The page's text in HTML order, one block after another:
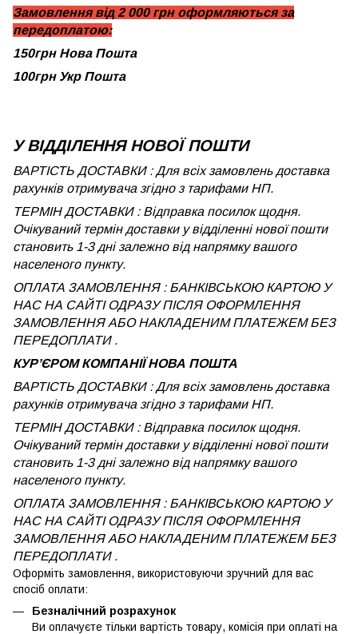
Замовлення від 2 000 грн оформляються за
передоплатою:
150грн Нова Пошта
100грн Укр Пошта
У ВІДДІЛЕННЯ НОВОЇ ПОШТИ
ВАРТІСТЬ ДОСТАВКИ : Для всіх замовлень доставка
рахунків отримувача згідно з тарифами НП.
ТЕРМІН ДОСТАВКИ : Відправка посилок щодня.
Очікуваний термін доставки у відділенні нової пошти
становить 1-3 дні залежно від напрямку вашого
населеного пункту.
ОПЛАТА ЗАМОВЛЕННЯ : БАНКІВСЬКОЮ КАРТОЮ У
НАС НА САЙТІ ОДРАЗУ ПІСЛЯ ОФОРМЛЕННЯ
ЗАМОВЛЕННЯ АБО НАКЛАДЕНИМ ПЛАТЕЖЕМ БЕЗ
ПЕРЕДОПЛАТИ .
КУРʼЄРОМ КОМПАНІЇ НОВА ПОШТА
ВАРТІСТЬ ДОСТАВКИ : Для всіх замовлень доставка
рахунків отримувача згідно з тарифами НП.
ТЕРМІН ДОСТАВКИ : Відправка посилок щодня.
Очікуваний термін доставки у відділенні нової пошти
становить 1-3 дні залежно від напрямку вашого
населеного пункту.
ОПЛАТА ЗАМОВЛЕННЯ : БАНКІВСЬКОЮ КАРТОЮ У
НАС НА САЙТІ ОДРАЗУ ПІСЛЯ ОФОРМЛЕННЯ
ЗАМОВЛЕННЯ АБО НАКЛАДЕНИМ ПЛАТЕЖЕМБЕЗ
ПЕРЕДОПЛАТИ .
Оформіть замовлення, використовуючи зручний для вас
спосіб оплати:
Безналічний розрахунок
Ви оплачуєте тільки вартість товару, комісія при оплаті на